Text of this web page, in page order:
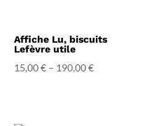
Affiche Lu, biscuits
Lefèvre utile
15,00€ – 190,00€